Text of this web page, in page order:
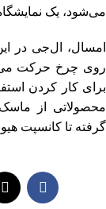
می‌شود، یک
امسال، ال‌جی در
روی چرخ حرکت
برای کار کردن
گرفته تا کانسپت